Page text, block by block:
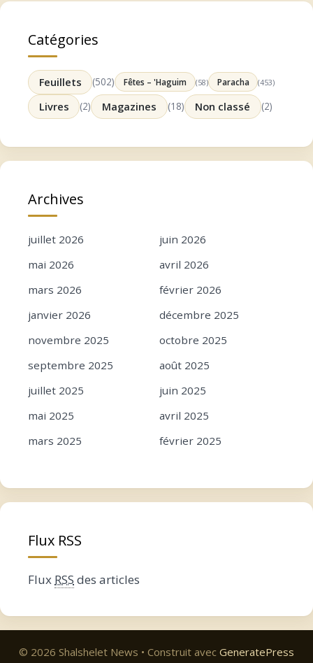
Catégories
Feuillets (502) Fêtes – 'Haguim (58) Paracha (453)
Livres (2) Magazines (18) Non classé (2)
Archives
juillet 2026
juin 2026
mai 2026
avril 2026
mars 2026
février 2026
janvier 2026
décembre 2025
novembre 2025
octobre 2025
septembre 2025
août 2025
juillet 2025
juin 2025
mai 2025
avril 2025
mars 2025
février 2025
novembre 2024
octobre 2024
juillet 2024
mars 2024
janvier 2024
décembre 2023
Flux RSS
Flux RSS des articles
© 2026 Shalshelet News • Construit avec GeneratePress